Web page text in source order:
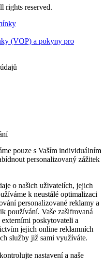
rights reserved.
(VOP) a pokyny pro
pouze s Vaším individuálním
personalizovaný zážitek
o našich uživatelích, jejich
k neustálé optimalizaci
personalizované reklamy a
používání. Vaše zašifrovaná
externími poskytovateli a
jejich online reklamních
služby již sami využíváte.
nastavení a naše